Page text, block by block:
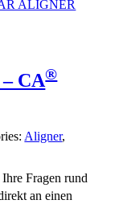
ALIGNER
CA®
Aligner,
Fragen rund
an einen